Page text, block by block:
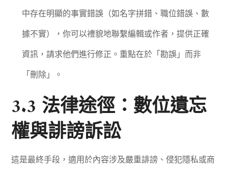
中存在明顯的事實錯誤（如名字拼錯、職位錯誤、數
據不實），你可以禮貌地聯繫編輯或作者，提供正確
資訊，請求他們進行修正。重點在於「勘誤」而非
「刪除」。
3.3 法律途徑：數位遺忘
權與誹謗訴訟
這是最終手段，適用於內容涉及嚴重誹謗、侵犯隱私或商